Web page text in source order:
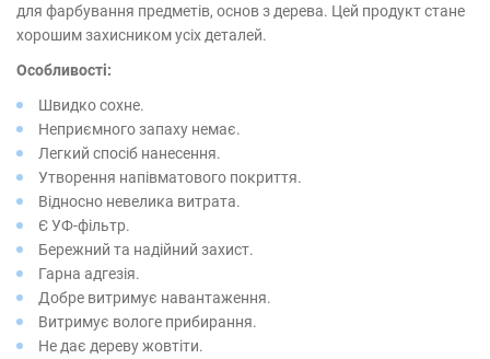
для фарбування предметів, основ з дерева. Цей продукт стане
хорошим захисником усіх деталей.
Особливості:
Швидко сохне.
Неприємного запаху немає.
Легкий спосіб нанесення.
Утворення напівматового покриття.
Відносно невелика витрата.
Є УФ-фільтр.
Бережний та надійний захист.
Гарна адгезія.
Добре витримує навантаження.
Витримує вологе прибирання.
Не дає дереву жовтіти.